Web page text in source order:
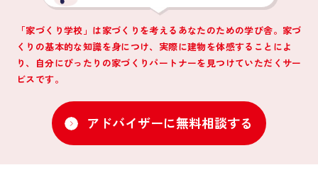
「家づくり学校」は家づくりを考えるあなたのための学び舎。家づ
くりの基本的な知識を身につけ、 実際に建物を体感することによ
り、自分にぴったりの家づくりパートナーを見つけていただくサー
ビスです。
アドバイザーに無料相談する